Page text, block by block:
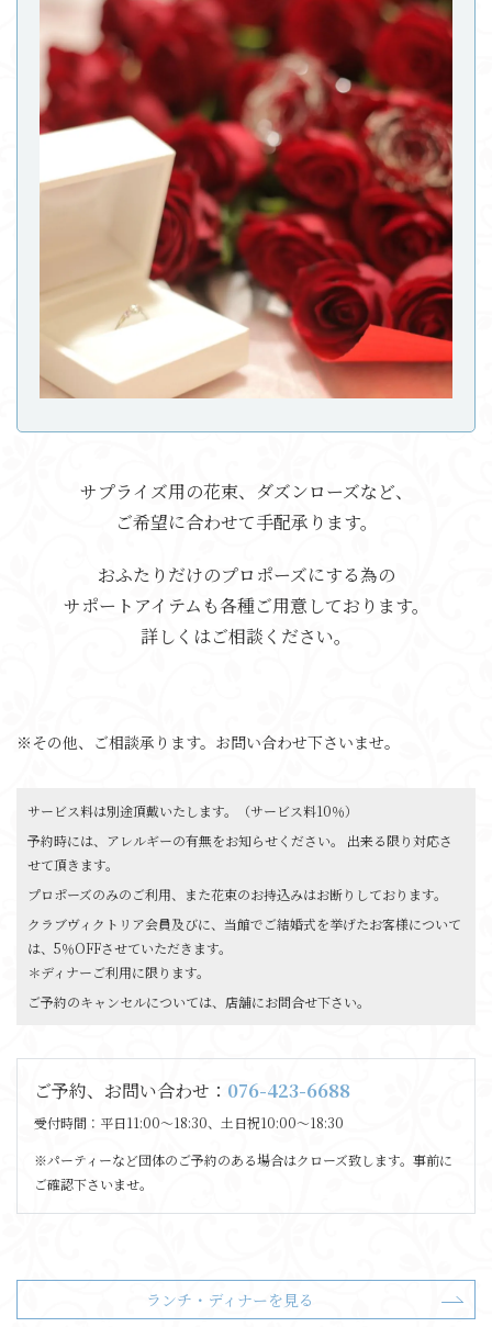
サプライズ用の花束、ダズンローズなど、
ご希望に合わせて手配承ります。
おふたりだけのプロポーズにする為の
サポートアイテムも各種ご用意しております。
詳しくはご相談ください。
※その他、ご相談承ります。お問い合わせ下さいませ。
サービス料は別途頂戴いたします。（サービス料10％）
予約時には、アレルギーの有無をお知らせください。 出来る限り対応さ
せて頂きます。
プロポーズのみのご利用、また花束のお持込みはお断りしております。
クラブヴィクトリア会員及びに、当館でご結婚式を挙げたお客様について
は、5％OFFさせていただきます。
＊ディナーご利用に限ります。
ご予約のキャンセルについては、店舖にお問合せ下さい。
ご予約、お問い合わせ： 076-423-6688
受付時間：平日11:00〜18:30、土日祝10:00〜18:30
※パーティーなど団体のご予約のある場合はクローズ致します。事前に
ご確認下さいませ。
ランチ・ディナーを見る